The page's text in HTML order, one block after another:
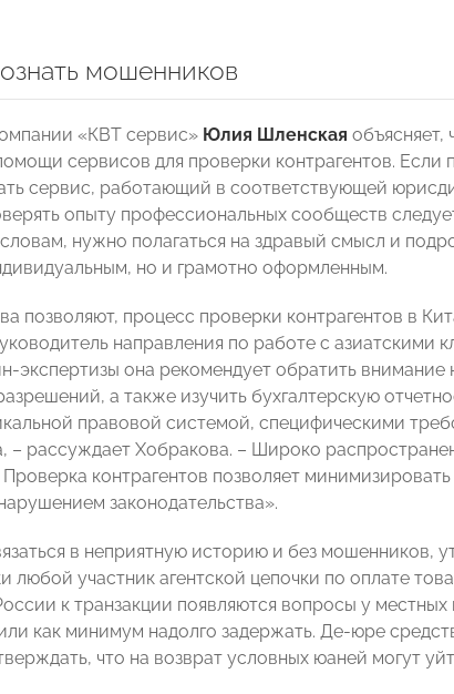
мошенников
«КВТ сервис» Юлия Шленская объясняет,
сервисов для проверки контрагентов. Если
сервис, работающий в соответствующей
опыту профессиональных сообществ
словам, нужно полагаться на здравый смысл и
но и грамотно оформленным.
позволяют, процесс проверки контрагентов в
направления по работе с азиатскими
экспертизы она рекомендует обратить внимание
а также изучить бухгалтерскую
правовой системой, специфическими
– рассуждает Хобракова. – Широко
контрагентов позволяет
законодательства».
в неприятную историю и без мошенников,
любой участник агентской цепочки по оплате
к транзакции появляются вопросы у местных
как минимум надолго задержать. Де-юре
что на возврат условных юаней могут